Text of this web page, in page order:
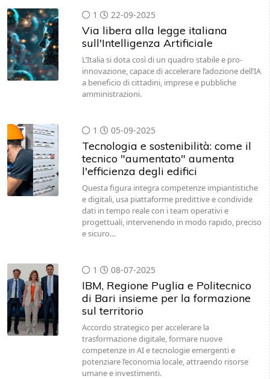
1 22-09-2025
Via libera alla legge italiana
sull'Intelligenza Artificiale
L’Italia si dota così di un quadro stabile e pro-
innovazione, capace di accelerare l’adozione dell’IA
a beneficio di cittadini, imprese e pubbliche
amministrazioni.
1 05-09-2025
Tecnologia e sostenibilità: come il
tecnico "aumentato" aumenta
l'efficienza degli edifici
Questa figura integra competenze impiantistiche
e digitali, usa piattaforme predittive e condivide
dati in tempo reale con i team operativi e
progettuali, intervenendo in modo rapido, preciso
e sicuro…
1 08-07-2025
IBM, Regione Puglia e Politecnico
di Bari insieme per la formazione
sul territorio
Accordo strategico per accelerare la
trasformazione digitale, formare nuove
competenze in AI e tecnologie emergenti e
potenziare l’economia locale, attraendo risorse
umane e investimenti.